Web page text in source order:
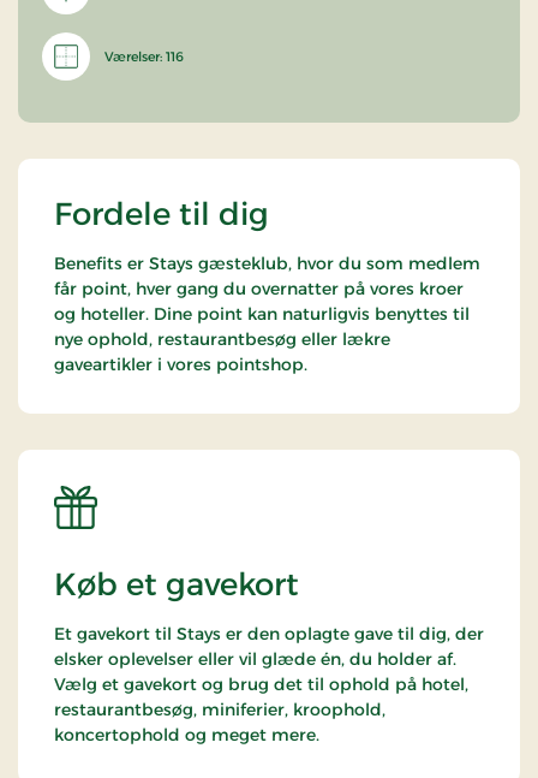
Værelser: 116
Fordele til dig
Benefits er Stays gæsteklub, hvor du som medlem
får point, hver gang du overnatter på vores kroer
og hoteller. Dine point kan naturligvis benyttes til
nye ophold, restaurantbesøg eller lækre
gaveartikler i vores pointshop.
Køb et gavekort
Et gavekort til Stays er den oplagte gave til dig, der
elsker oplevelser eller vil glæde én, du holder af.
Vælg et gavekort og brug det til ophold på hotel,
restaurantbesøg, miniferier, kroophold,
koncertophold og meget mere.